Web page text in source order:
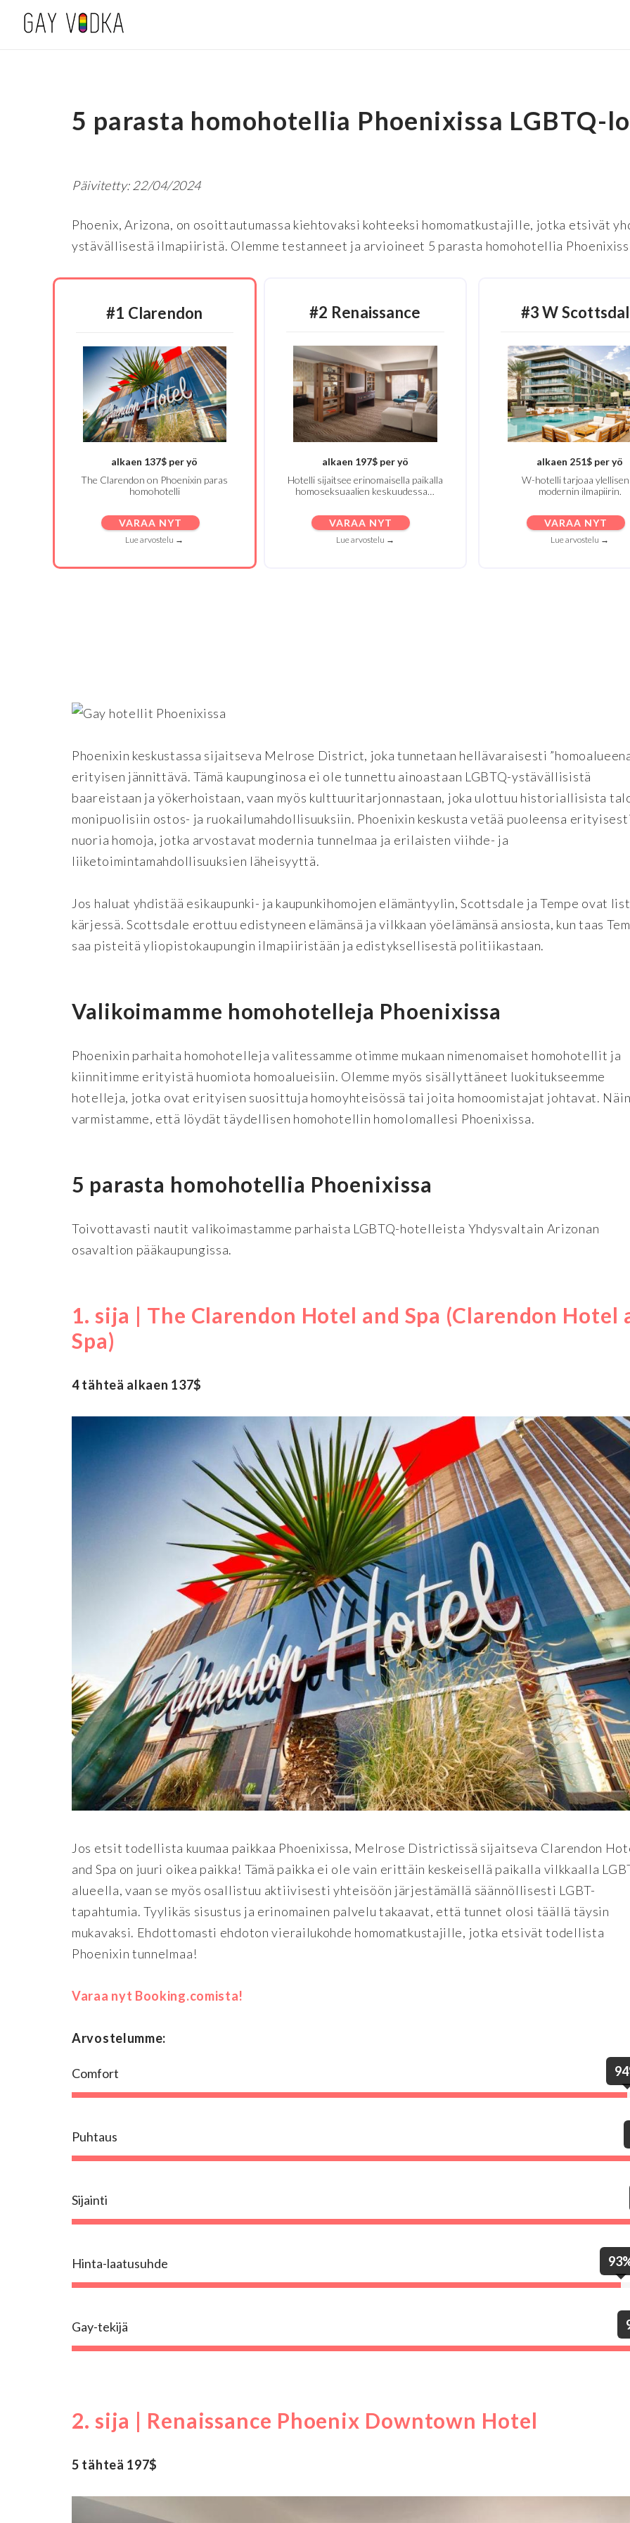
5 parasta homohotellia Phoenixissa LGBTQ-
Päivitetty: 22/04/2024
Phoenix, Arizona, on osoittautumassa kiehtovaksi kohteeksi homomatkustajille, jotka etsivät
ystävällisestä ilmapiiristä. Olemme testanneet ja arvioineet 5 parasta homohotellia
#1 Clarendon
alkaen 137$ per yö
The Clarendon on Phoenixin paras
homohotelli
VARAA NYT
Lue arvostelu →
#2 Renaissance
alkaen 197$ per yö
Hotelli sijaitsee erinomaisella paikalla
homoseksuaalien keskuudessa…
VARAA NYT
Lue arvostelu →
#3 W
alkaen 251$ per yö
W-hotelli tarjoaa
modernin ilmapiirin.
VARAA NYT
Lue arvostelu →
Phoenixin keskustassa sijaitseva Melrose District, joka tunnetaan hellävaraisesti
erityisen jännittävä. Tämä kaupunginosa ei ole tunnettu ainoastaan LGBTQ-ystävällisistä
baareistaan ja yökerhoistaan, vaan myös kulttuuritarjonnastaan, joka ulottuu historiallisista
monipuolisiin ostos- ja ruokailumahdollisuuksiin. Phoenixin keskusta vetää puoleensa
nuoria homoja, jotka arvostavat modernia tunnelmaa ja erilaisten viihde- ja
liiketoimintamahdollisuuksien läheisyyttä.
Jos haluat yhdistää esikaupunki- ja kaupunkihomojen elämäntyylin, Scottsdale ja Tempe ovat
kärjessä. Scottsdale erottuu edistyneen elämänsä ja vilkkaan yöelämänsä ansiosta, kun taas
saa pisteitä yliopistokaupungin ilmapiiristään ja edistyksellisestä politiikastaan.
Valikoimamme homohotelleja Phoenixissa
Phoenixin parhaita homohotelleja valitessamme otimme mukaan nimenomaiset homohotellit ja
kiinnitimme erityistä huomiota homoalueisiin. Olemme myös sisällyttäneet luokitukseemme
hotelleja, jotka ovat erityisen suosittuja homoyhteisössä tai joita homoomistajat johtavat.
varmistamme, että löydät täydellisen homohotellin homolomallesi Phoenixissa.
5 parasta homohotellia Phoenixissa
Toivottavasti nautit valikoimastamme parhaista LGBTQ-hotelleista Yhdysvaltain Arizonan
osavaltion pääkaupungissa.
1. sija | The Clarendon Hotel and Spa (Clarendon Hotel
Spa)
4 tähteä alkaen 137$
Jos etsit todellista kuumaa paikkaa Phoenixissa, Melrose Districtissä sijaitseva Clarendon
and Spa on juuri oikea paikka! Tämä paikka ei ole vain erittäin keskeisellä paikalla vilkkaalla
alueella, vaan se myös osallistuu aktiivisesti yhteisöön järjestämällä säännöllisesti LGBT-
tapahtumia. Tyylikäs sisustus ja erinomainen palvelu takaavat, että tunnet olosi täällä täysin
mukavaksi. Ehdottomasti ehdoton vierailukohde homomatkustajille, jotka etsivät todellista
Phoenixin tunnelmaa!
Varaa nyt Booking.comista!
Arvostelumme:
Comfort
Puhtaus
Sijainti
Hinta-laatusuhde
Gay-tekijä
2. sija | Renaissance Phoenix Downtown Hotel
5 tähteä 197$